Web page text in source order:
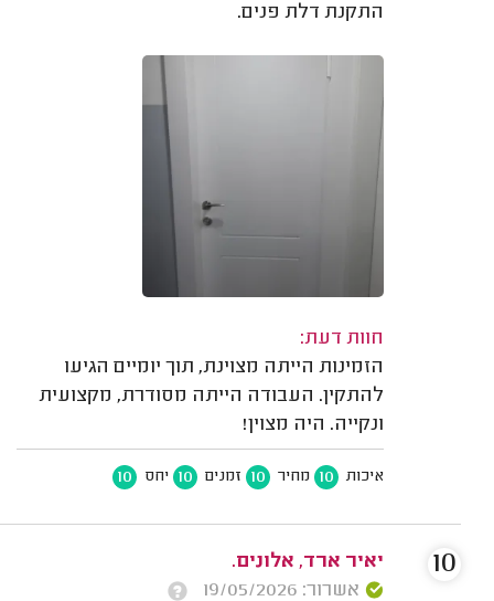
התקנת דלת פנים.
חוות דעת:
הזמינות הייתה מצוינת, תוך יומיים הגיעו
להתקין. העבודה הייתה מסודרת, מקצועית
ונקייה. היה מצוין!
איכות 10 מחיר 10 זמנים 10 יחס 10
יאיר ארד, אלונים.
אשרור: 19/05/2026
10